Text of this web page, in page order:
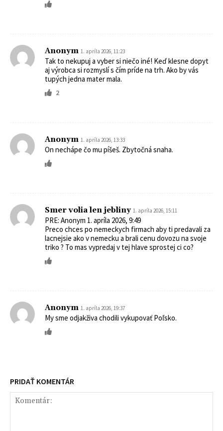
Anonym 1. apríla 2026, 11:23
Tak to nekupuj a vyber si niečo iné! Keď klesne dopyt
aj výrobca si rozmyslí s čím príde na trh. Ako by vás
tupých jedna mater mala.
2
Anonym 1. apríla 2026, 13:33
On nechápe čo mu píšeš. Zbytočná snaha.
Smer volia len jebliny 1. apríla 2026, 15:11
PRE: Anonym 1. apríla 2026, 9:49
Preco chces po nemeckych firmach aby ti predavali za
lacnejsie ako v nemecku a brali cenu dovozu na svoje
triko ? To mas vypredaj v tej hlave sprostej ci co?
Anonym 1. apríla 2026, 19:37
My sme odjakživa chodili vykupovať Poľsko.
PRIDAŤ KOMENTÁR